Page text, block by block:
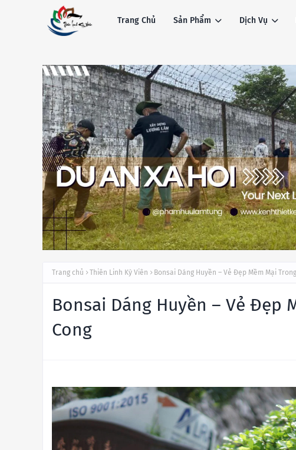
Trang Chủ Sản Phẩm Dịch Vụ
Trang chủ Thiên Linh Kỳ Viên Bonsai Dáng Huyền – Vẻ Đẹp Mềm Mại
Bonsai Dáng Huyền – Vẻ Đẹp
Cong